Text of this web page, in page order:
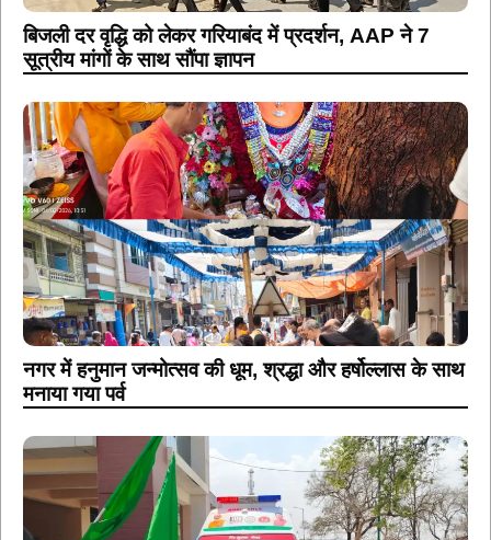
बिजली दर वृद्धि को लेकर गरियाबंद में प्रदर्शन, AAP ने 7
सूत्रीय मांगों के साथ सौंपा ज्ञापन
नगर में हनुमान जन्मोत्सव की धूम, श्रद्धा और हर्षोल्लास के साथ
मनाया गया पर्व